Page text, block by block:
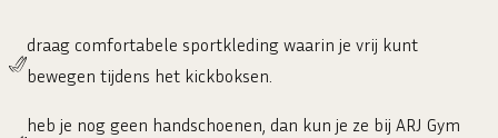
draag comfortabele sportkleding waarin je vrij kunt
bewegen tijdens het kickboksen.
heb je nog geen handschoenen, dan kun je ze bij ARJ Gym